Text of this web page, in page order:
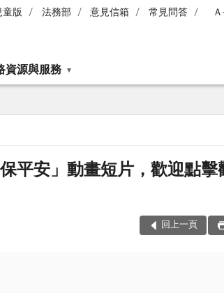
童版 法務部 意見信箱 常見問答
資源與服務
平安」動畫短片，歡迎點擊
回上一頁